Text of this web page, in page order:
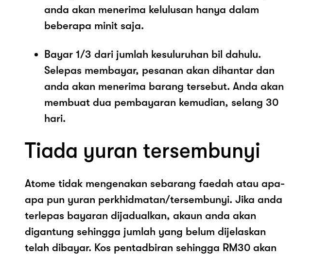
anda akan menerima kelulusan hanya dalam
beberapa minit saja.
Bayar 1/3 dari jumlah kesuluruhan bil dahulu.
Selepas membayar, pesanan akan dihantar dan
anda akan menerima barang tersebut. Anda akan
membuat dua pembayaran kemudian, selang 30
hari.
Tiada yuran tersembunyi
Atome tidak mengenakan sebarang faedah atau apa-
apa pun yuran perkhidmatan/tersembunyi. Jika anda
terlepas bayaran dijadualkan, akaun anda akan
digantung sehingga jumlah yang belum dijelaskan
telah dibayar. Kos pentadbiran sehingga RM30 akan